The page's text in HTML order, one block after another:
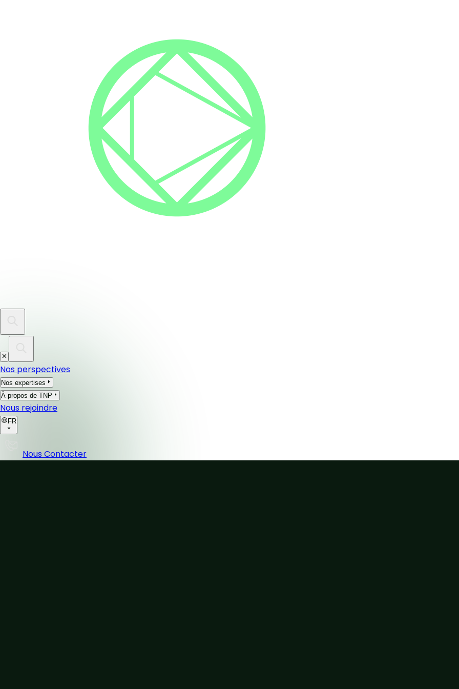
Nos perspectives
Nos expertises
À propos de TNP
Nous rejoindre
FR
Nous Contacter